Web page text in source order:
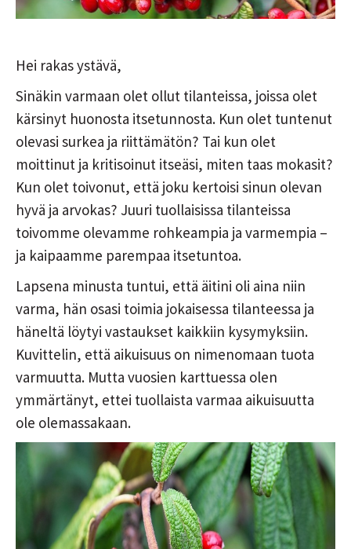
Hei rakas ystävä,
Sinäkin varmaan olet ollut tilanteissa, joissa olet
kärsinyt huonosta itsetunnosta. Kun olet tuntenut
olevasi surkea ja riittämätön? Tai kun olet
moittinut ja kritisoinut itseäsi, miten taas mokasit?
Kun olet toivonut, että joku kertoisi sinun olevan
hyvä ja arvokas? Juuri tuollaisissa tilanteissa
toivomme olevamme rohkeampia ja varmempia –
ja kaipaamme parempaa itsetuntoa.
Lapsena minusta tuntui, että äitini oli aina niin
varma, hän osasi toimia jokaisessa tilanteessa ja
häneltä löytyi vastaukset kaikkiin kysymyksiin.
Kuvittelin, että aikuisuus on nimenomaan tuota
varmuutta. Mutta vuosien karttuessa olen
ymmärtänyt, ettei tuollaista varmaa aikuisuutta
ole olemassakaan.